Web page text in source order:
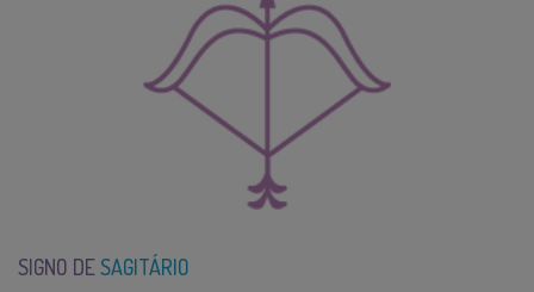
SIGNO DESAGITÁRIO